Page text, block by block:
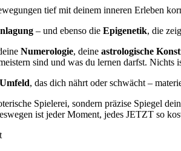
tief mit deinem inneren Erleben
– und ebenso die Epigenetik, die
Numerologie, deine astrologische
sind und was du lernen darfst. Nichts
Umfeld, das dich nährt oder schwächt –
Spielerei, sondern präzise Spiegel
ist jeder Moment, jedes JETZT so